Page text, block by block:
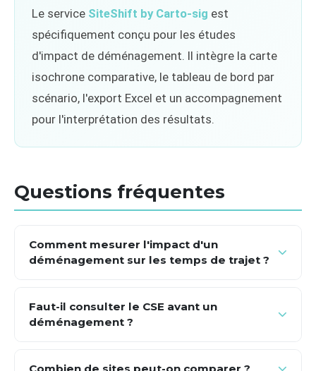
Le service SiteShift by Carto-sig est
spécifiquement conçu pour les études
d'impact de déménagement. Il intègre la carte
isochrone comparative, le tableau de bord par
scénario, l'export Excel et un accompagnement
pour l'interprétation des résultats.
Questions fréquentes
Comment mesurer l'impact d'un
déménagement sur les temps de trajet ?
anonymisées de vos salariés, une carte isochrone
comparative calcule les temps de trajet vers le site
Faut-il consulter le CSE avant un
déménagement ?
consultation du CSE pour tout projet modifiant les